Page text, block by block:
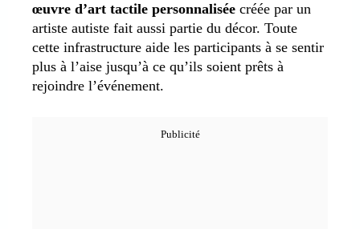
œuvre d’art tactile personnalisée créée par un
artiste autiste fait aussi partie du décor. Toute
cette infrastructure aide les participants à se sentir
plus à l’aise jusqu’à ce qu’ils soient prêts à
rejoindre l’événement.